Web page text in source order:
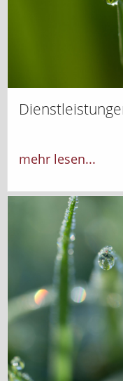
mehr lesen...